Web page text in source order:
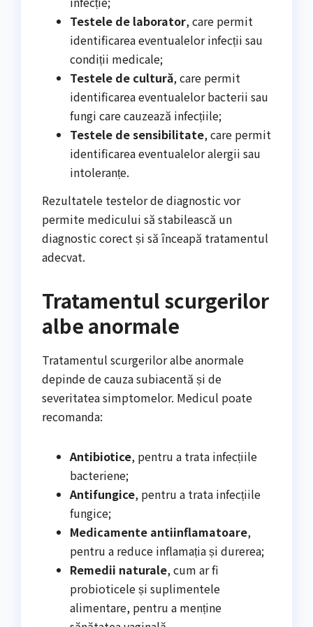
Testele de laborator, care permit
identificarea eventualelor infecții sau
condiții medicale;
Testele de cultură, care permit
identificarea eventualelor bacterii sau
fungi care cauzează infecțiile;
Testele de sensibilitate, care permit
identificarea eventualelor alergii sau
intoleranțe.
Rezultatele testelor de diagnostic vor
permite medicului să stabilească un
diagnostic corect și să înceapă tratamentul
adecvat.
Tratamentul scurgerilor
albe anormale
Tratamentul scurgerilor albe anormale
depinde de cauza subiacentă și de
severitatea simptomelor. Medicul poate
recomanda:
Antibiotice, pentru a trata infecțiile
bacteriene;
Antifungice, pentru a trata infecțiile
fungice;
Medicamente antiinflamatoare,
pentru a reduce inflamația și durerea;
Remedii naturale, cum ar fi
probioticele și suplimentele
alimentare, pentru a menține